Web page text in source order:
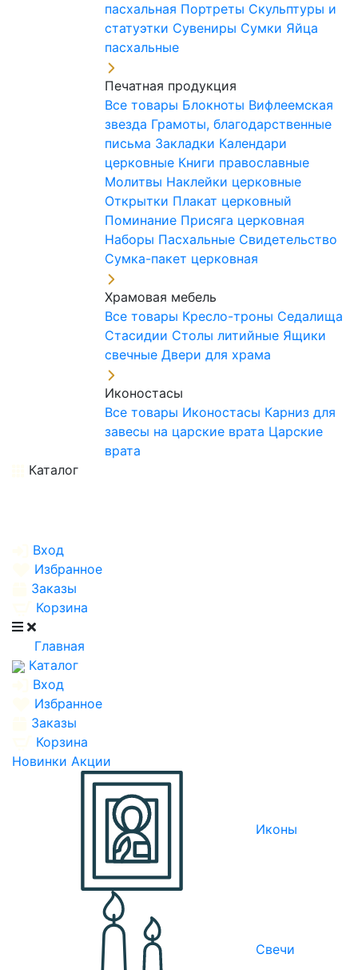
пасхальная Портреты Скульптуры и
статуэтки Сувениры Сумки Яйца
пасхальные
Печатная продукция
Все товары Блокноты Вифлеемская
звезда Грамоты, благодарственные
письма Закладки Календари
церковные Книги православные
Молитвы Наклейки церковные
Открытки Плакат церковный
Поминание Присяга церковная
Наборы Пасхальные Свидетельство
Сумка-пакет церковная
Храмовая мебель
Все товары Кресло-троны Седалища
Стасидии Столы литийные Ящики
свечные Двери для храма
Иконостасы
Все товары Иконостасы Карниз для
завесы на царские врата Царские
врата
Каталог
Вход
Избранное
Заказы
Корзина
Главная
Каталог
Вход
Избранное
Заказы
Корзина
Новинки Акции
Иконы
Свечи